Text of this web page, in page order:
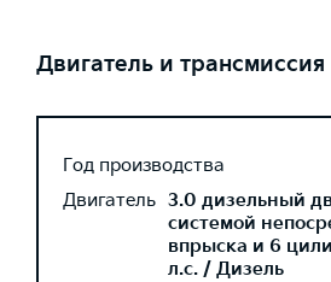
Двигатель и трансмиссия
Год производства
Двигатель 3.0 дизельный
системой
впрыска и 6
л.с. / Дизель